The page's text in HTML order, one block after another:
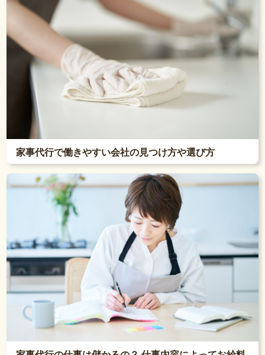
家事代行で働きやすい会社の見つけ方や選び方